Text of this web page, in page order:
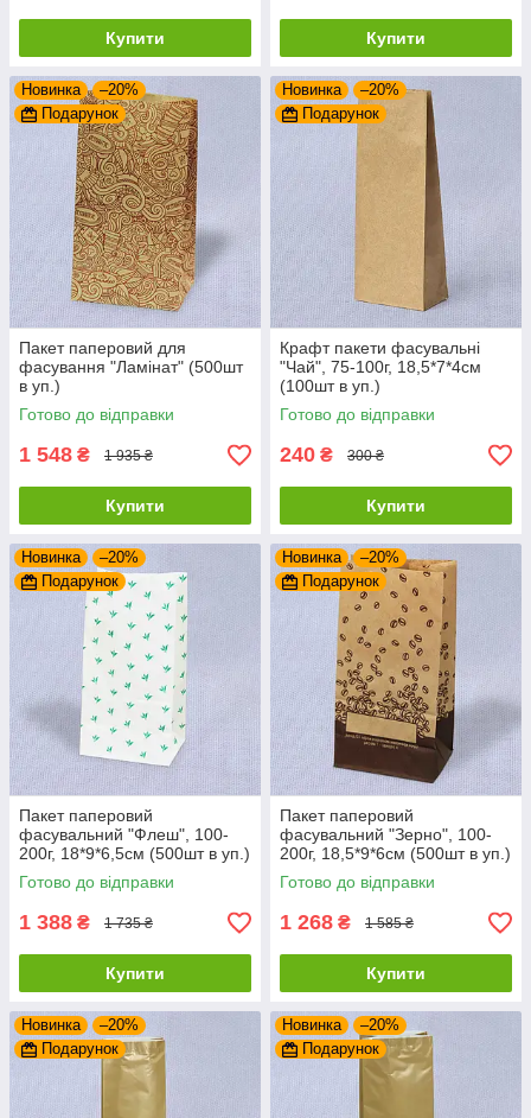
Купити Купити
Новинка
–20%
Подарунок
Пакет паперовий для
фасування "Ламінат" (500шт
в уп.)
Готово до відправки
1 548 ₴ 1 935 ₴
Купити
Новинка
–20%
Подарунок
Крафт пакети фасувальні
"Чай", 75-100г, 18,5*7*4см
(100шт в уп.)
Готово до відправки
240 ₴ 300 ₴
Купити
Новинка
–20%
Подарунок
Пакет паперовий
фасувальний "Флеш", 100-
200г, 18*9*6,5см (500шт в уп.)
Готово до відправки
1 388 ₴ 1 735 ₴
Купити
Новинка
–20%
Подарунок
Пакет паперовий
фасувальний "Зерно", 100-
200г, 18,5*9*6см (500шт в уп.)
Готово до відправки
1 268 ₴ 1 585 ₴
Купити
Новинка
–20%
Подарунок
Новинка
–20%
Подарунок